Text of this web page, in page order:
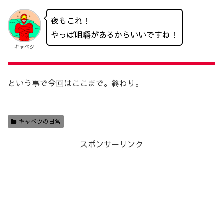
キャベツ
夜もこれ！
やっぱ咀嚼があるからいいですね！
という事で今回はここまで。終わり。
キャベツの日常
スポンサーリンク